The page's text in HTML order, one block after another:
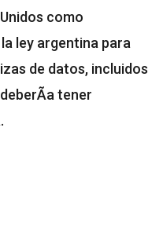
como
ley argentina para
de datos, incluidos
tener